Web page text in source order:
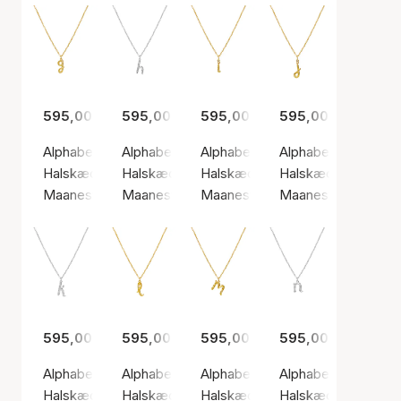
595,00 kr.
Alphabet Necklace G
Halskæde, Guld farve / Forgyldt sølv sterling 925
Maanesten
595,00 kr.
Alphabet Necklace H
Halskæde, Sølv farve / Sølv sterling 925
Maanesten
595,00 kr.
Alphabet Necklace I
Halskæde, Guld farve / Forgyldt
Maanesten
595,00 kr.
Alphabet Necklace
Halskæde, Guld
Maanesten
595,00 kr.
Alphabet Necklace K
Halskæde, Sølv farve / Sølv sterling 925
595,00 kr.
Alphabet Necklace L
Halskæde, Guld farve / Forgyldt sølv sterling
595,00 kr.
Alphabet Necklace M
Halskæde, Guld farve / Forgyldt
595,00 kr.
Alphabet Necklace
Halskæde, Sølv